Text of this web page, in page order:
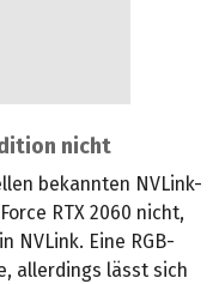
nicht
bekannten NVLink-
RTX 2060 nicht,
NVLink. Eine RGB-
allerdings lässt sich